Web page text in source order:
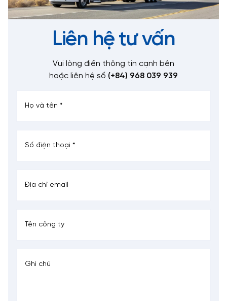
Liên hệ tư vấn
Vui lòng điền thông tin cạnh bên
hoặc liên hệ số (+84) 968 039 939